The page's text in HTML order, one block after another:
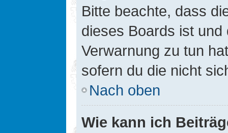
Bitte beachte, dass
dieses Boards ist
Verwarnung zu tun
sofern du die nicht
Nach oben
Wie kann ich